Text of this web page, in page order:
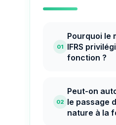
01
Pourquoi le
IFRS
fonction ?
02
Peut-on
le passage
nature à la